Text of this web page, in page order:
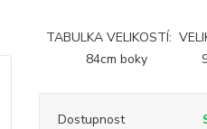
TABULKA
84cm boky
Dostupnost